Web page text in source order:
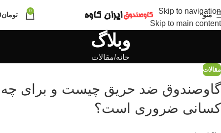
Skip to navigation
Skip to main content
منو 0 تومان
وبلاگ
خانه مقالات
مقالات
گاوصندوق ضد حریق چیست و برای چه
کسانی ضروری است؟